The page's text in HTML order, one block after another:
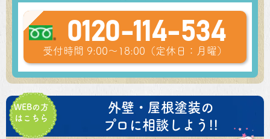
0120-114-534
受付時間 9:00～18:00（定休日：月曜）
WEBの方
はこちら
外壁・屋根塗装の
プロに相談しよう!!